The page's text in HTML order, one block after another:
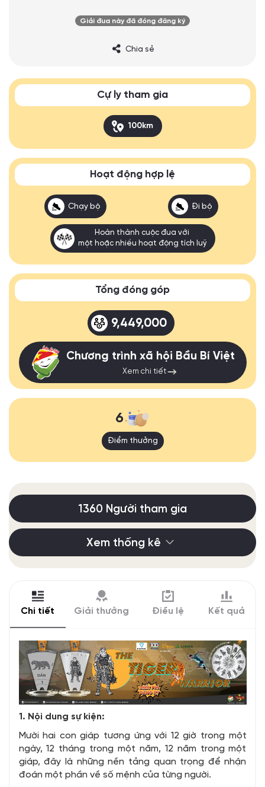
Giải đua này đã đóng đăng ký
Chia sẻ
Cự ly tham gia
100km
Hoạt động hợp lệ
Chạy bộ Đi bộ
Hoàn thành cuộc đua với
một hoặc nhiều hoạt động tích luỹ
Tổng đóng góp
9,449,000
Chương trình xã hội Bầu Bí Việt
Xem chi tiết
6
Điểm thưởng
1360 Người tham gia
Xem thống kê
Chi tiết Giải thưởng Điều lệ Kết quả
1. Nội dung sự kiện:
Mười hai con giáp tương ứng với 12 giờ trong một
ngày, 12 tháng trong một năm, 12 năm trong một
giáp, đây là những nền tảng quan trọng để nhận
đoán một phần về số mệnh của từng người.